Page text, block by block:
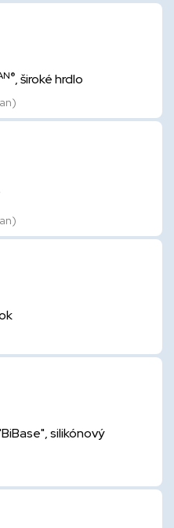
, široké hrdlo
silikónový